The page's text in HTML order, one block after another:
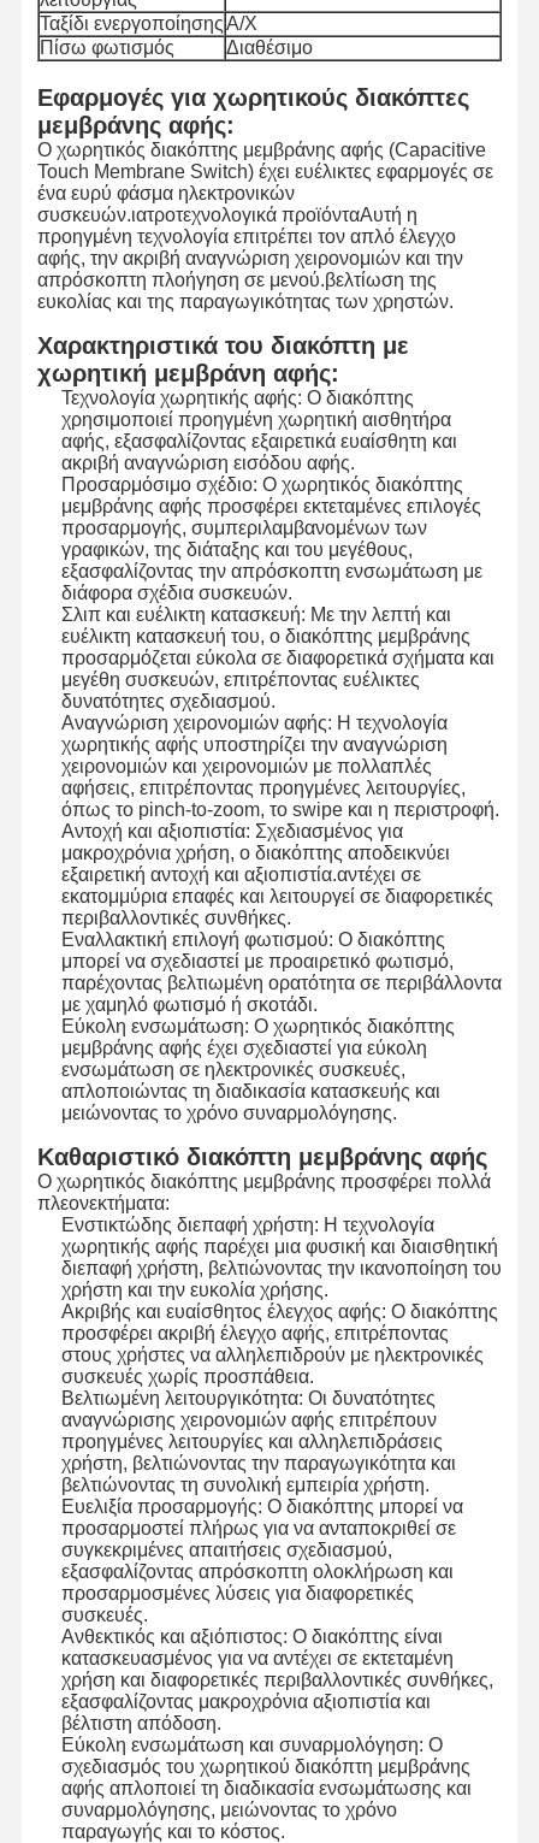
Σπίτι Προϊόντα Βίντεο
Εμάς
Επισκεψή
Εργοστασίου
Έλεγχος
Ποιότητας
Επικοινωνήσ
Τε Μαζί Μας
Ειδήσεις
Ζητήστε Μια
Προσφορά
Διακόπτης μεμβρανών συνήθειας
Βιομηχανικός διακόπτης μεμβρανών
Εύκαμπτος διακόπτης μεμβρανών
Διακόπτης μεμβρανών PCB
Διακόπτης μεμβρανών FPC
Διακόπτης μεμβρανών Backlight
Διακόπτης μεμβρανών αριθμητικών πληκτρολογίων
Διακόπτης επιτροπής μεμβρανών
Γραφικές επικαλύψεις
Κύκλοι PET
Φωτογραφία καθοδήγησης φωτός
Συγκρότηση μεταλλικού θόλου
Δακτυλίδια PMMA
Ταξίδι ενεργοποίησηςΑ/Χ
Πίσω φωτισμός
Διαθέσιμο
Εφαρμογές για χωρητικούς διακόπτες
μεμβράνης αφής:
Ο χωρητικός διακόπτης μεμβράνης αφής (Capacitive
Touch Membrane Switch) έχει ευέλικτες εφαρμογές σε
ένα ευρύ φάσμα ηλεκτρονικών
συσκευών.ιατροτεχνολογικά προϊόνταΑυτή η
προηγμένη τεχνολογία επιτρέπει τον απλό έλεγχο
αφής, την ακριβή αναγνώριση χειρονομιών και την
απρόσκοπτη πλοήγηση σε μενού.βελτίωση της
ευκολίας και της παραγωγικότητας των χρηστών.
Χαρακτηριστικά του διακόπτη με
χωρητική μεμβράνη αφής:
Τεχνολογία χωρητικής αφής: Ο διακόπτης
χρησιμοποιεί προηγμένη χωρητική αισθητήρα
αφής, εξασφαλίζοντας εξαιρετικά ευαίσθητη και
ακριβή αναγνώριση εισόδου αφής.
Προσαρμόσιμο σχέδιο: Ο χωρητικός διακόπτης
μεμβράνης αφής προσφέρει εκτεταμένες επιλογές
προσαρμογής, συμπεριλαμβανομένων των
γραφικών, της διάταξης και του μεγέθους,
εξασφαλίζοντας την απρόσκοπτη ενσωμάτωση με
διάφορα σχέδια συσκευών.
Σλιπ και ευέλικτη κατασκευή: Με την λεπτή και
ευέλικτη κατασκευή του, ο διακόπτης μεμβράνης
προσαρμόζεται εύκολα σε διαφορετικά σχήματα και
μεγέθη συσκευών, επιτρέποντας ευέλικτες
δυνατότητες σχεδιασμού.
Αναγνώριση χειρονομιών αφής: Η τεχνολογία
χωρητικής αφής υποστηρίζει την αναγνώριση
χειρονομιών και χειρονομιών με πολλαπλές
αφήσεις, επιτρέποντας προηγμένες λειτουργίες,
όπως το pinch-to-zoom, το swipe και η περιστροφή.
Αντοχή και αξιοπιστία: Σχεδιασμένος για
μακροχρόνια χρήση, ο διακόπτης αποδεικνύει
εξαιρετική αντοχή και αξιοπιστία.αντέχει σε
εκατομμύρια επαφές και λειτουργεί σε διαφορετικές
περιβαλλοντικές συνθήκες.
Εναλλακτική επιλογή φωτισμού: Ο διακόπτης
μπορεί να σχεδιαστεί με προαιρετικό φωτισμό,
παρέχοντας βελτιωμένη ορατότητα σε περιβάλλοντα
με χαμηλό φωτισμό ή σκοτάδι.
Εύκολη ενσωμάτωση: Ο χωρητικός διακόπτης
μεμβράνης αφής έχει σχεδιαστεί για εύκολη
ενσωμάτωση σε ηλεκτρονικές συσκευές,
απλοποιώντας τη διαδικασία κατασκευής και
μειώνοντας το χρόνο συναρμολόγησης.
Καθαριστικό διακόπτη μεμβράνης αφής
Ο χωρητικός διακόπτης μεμβράνης προσφέρει πολλά
πλεονεκτήματα:
Ενστικτώδης διεπαφή χρήστη: Η τεχνολογία
χωρητικής αφής παρέχει μια φυσική και διαισθητική
διεπαφή χρήστη, βελτιώνοντας την ικανοποίηση του
χρήστη και την ευκολία χρήσης.
Ακριβής και ευαίσθητος έλεγχος αφής: Ο διακόπτης
προσφέρει ακριβή έλεγχο αφής, επιτρέποντας
στους χρήστες να αλληλεπιδρούν με ηλεκτρονικές
συσκευές χωρίς προσπάθεια.
Βελτιωμένη λειτουργικότητα: Οι δυνατότητες
αναγνώρισης χειρονομιών αφής επιτρέπουν
προηγμένες λειτουργίες και αλληλεπιδράσεις
χρήστη, βελτιώνοντας την παραγωγικότητα και
βελτιώνοντας τη συνολική εμπειρία χρήστη.
Ευελιξία προσαρμογής: Ο διακόπτης μπορεί να
προσαρμοστεί πλήρως για να ανταποκριθεί σε
συγκεκριμένες απαιτήσεις σχεδιασμού,
εξασφαλίζοντας απρόσκοπτη ολοκλήρωση και
προσαρμοσμένες λύσεις για διαφορετικές
συσκευές.
Ανθεκτικός και αξιόπιστος: Ο διακόπτης είναι
κατασκευασμένος για να αντέχει σε εκτεταμένη
χρήση και διαφορετικές περιβαλλοντικές συνθήκες,
εξασφαλίζοντας μακροχρόνια αξιοπιστία και
βέλτιστη απόδοση.
Εύκολη ενσωμάτωση και συναρμολόγηση: Ο
σχεδιασμός του χωρητικού διακόπτη μεμβράνης
αφής απλοποιεί τη διαδικασία ενσωμάτωσης και
συναρμολόγησης, μειώνοντας το χρόνο
παραγωγής και το κόστος.